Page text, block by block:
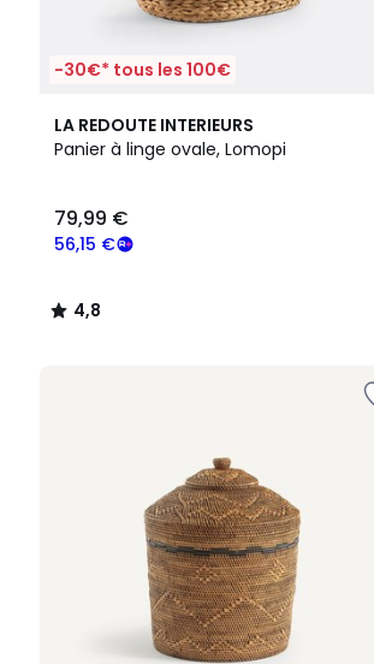
-30€* tous les 100€
LA REDOUTE INTERIEURS
Panier à linge ovale, Lomopi
€
souscrivez
programme
56,15 €
79,99 €
4,8
/ 5
4,8
/